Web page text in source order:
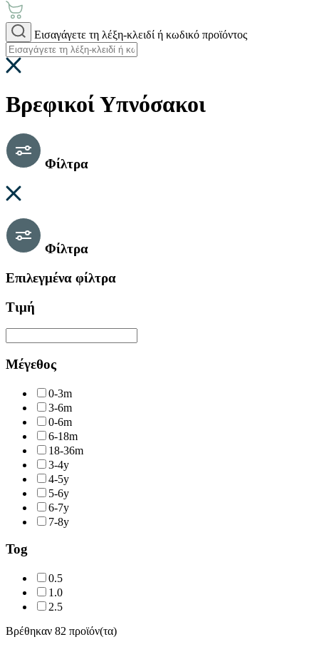
Εισαγάγετε τη λέξη-κλειδί ή κωδικό προϊόντος
Βρεφικοί Υπνόσακοι
Φίλτρα
Φίλτρα
Επιλεγμένα φίλτρα
Τιμή
Μέγεθος
0-3m
3-6m
0-6m
6-18m
18-36m
3-4y
4-5y
5-6y
6-7y
7-8y
Tog
0.5
1.0
2.5
Βρέθηκαν 82 προϊόν(τα)